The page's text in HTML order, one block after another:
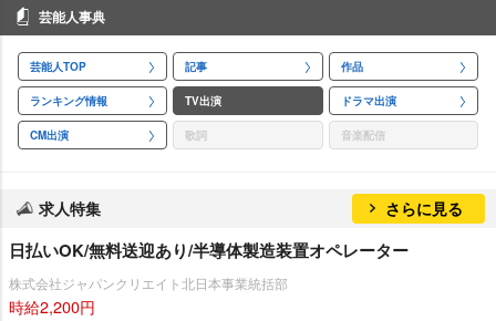
芸能人事典
芸能人TOP 記事 作品
ランキング情報 TV出演 ドラマ出演
CM出演 歌詞 音楽配信
求人特集 さらに見る
日払いOK/無料送迎あり/半導体製造装置オペレーター
株式会社ジャパンクリエイト北日本事業統括部
時給2,200円